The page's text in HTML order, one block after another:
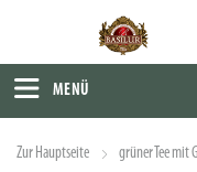
MENÜ
Zur Hauptseite grüner Tee mit